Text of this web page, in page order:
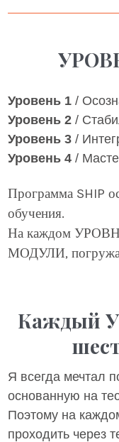
Уровень 1 /
Уровень 2 /
Уровень 3 /
Уровень 4 /
Программа SHIP
обучения.
На каждом
МОДУЛИ,
Каждый
Я всегда мечтал
основанную на
Поэтому на
проходить через